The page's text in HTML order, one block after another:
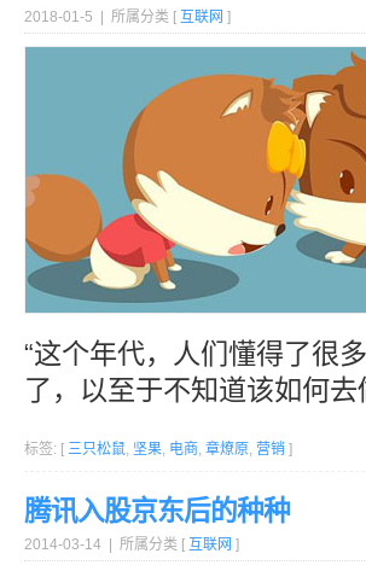
2018-01-5 | 所属分类 [ 互联网 ]
“这个年代，人们懂得了很
了，以至于不知道该如何
标签: [ 三只松鼠, 坚果, 电商, 章燎原, 营销 ]
腾讯入股京东后的种种
2014-03-14 | 所属分类 [ 互联网 ]